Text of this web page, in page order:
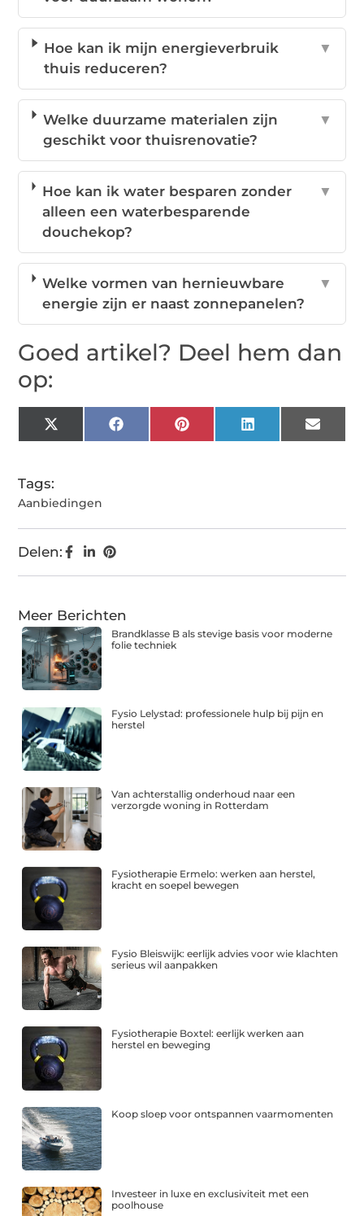
Hoe kan ik mijn energieverbruik
thuis reduceren?
▼
Welke duurzame materialen zijn
geschikt voor thuisrenovatie?
▼
Hoe kan ik water besparen zonder
alleen een waterbesparende
douchekop?
▼
Welke vormen van hernieuwbare
energie zijn er naast zonnepanelen?
▼
Goed artikel? Deel hem dan
op:
X
(Twitter)
FacebookPinterestLinkedIn Email
Tags:
Aanbiedingen
Delen:
Meer Berichten
Brandklasse B als stevige basis voor moderne
folie techniek
Fysio Lelystad: professionele hulp bij pijn en
herstel
Van achterstallig onderhoud naar een
verzorgde woning in Rotterdam
Fysiotherapie Ermelo: werken aan herstel,
kracht en soepel bewegen
Fysio Bleiswijk: eerlijk advies voor wie klachten
serieus wil aanpakken
Fysiotherapie Boxtel: eerlijk werken aan
herstel en beweging
Koop sloep voor ontspannen vaarmomenten
Investeer in luxe en exclusiviteit met een
poolhouse